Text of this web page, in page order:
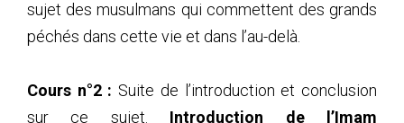
37
(37) Explication du livre Al-Kabaa-ir_2016_08_07
38 (38) Explication du livre Al-Kabaa-ir_2016_08_13
40
(40) Explication du livre Al-Kabaa-ir_2016_08_20
sujet des musulmans qui commettent des grands
péchés dans cette vie et dans l’au-delà.
Cours n°2 : Suite de l’introduction et conclusion
sur ce sujet. Introduction de l’Imam